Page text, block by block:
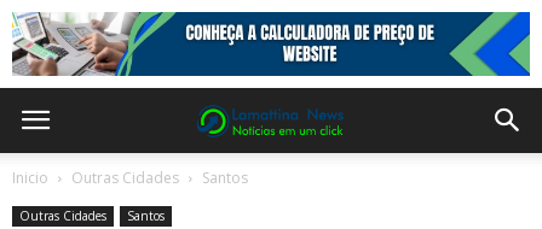
Inicio Outras Cidades Santos
Outras Cidades Santos